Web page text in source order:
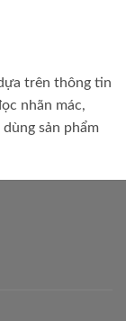
trên thông tin
nhãn mác,
sản phẩm